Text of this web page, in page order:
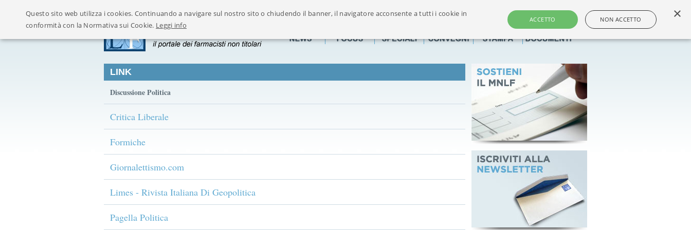
Ufficialmente riconosciuto dalla FOFI componente maggioritaria delle Associazioni e dei farmacisti non titolari italiani
LINK
Discussione Politica
Critica Liberale
Formiche
Giornalettismo.com
Limes - Rivista Italiana Di Geopolitica
Pagella Politica
Questo sito web utilizza i cookies. Continuando a navigare sul nostro sito o chiudendo il banner, il navigatore acconsente a tutti i cookie in
conformità con la Normativa sui Cookie. Leggi info
ACCETTO NON ACCETTO ×